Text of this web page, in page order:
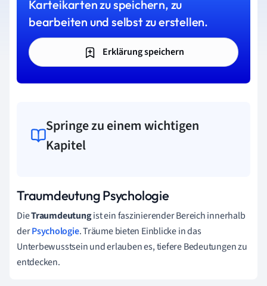
Karteikarten zu speichern, zu
bearbeiten und selbst zu erstellen.
Erklärung speichern
Springe zu einem wichtigen
Kapitel
Traumdeutung Psychologie
DieTraumdeutungist ein faszinierender Bereich innerhalb
derPsychologie. Träume bieten Einblicke in das
Unterbewusstsein und erlauben es, tiefere Bedeutungen zu
entdecken.